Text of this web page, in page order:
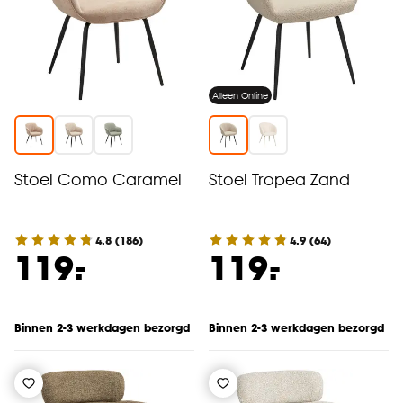
Stoel Como Caramel
4.8 (186)
119.
-
Binnen 2-3 werkdagen bezorgd
Alleen Online
Stoel Tropea Zand
4.9 (64)
119.
-
Binnen 2-3 werkdagen bezorgd